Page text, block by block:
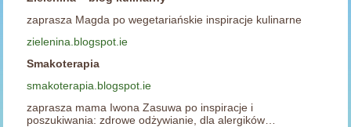
zaprasza Magda po wegetariańskie inspiracje kulinarne
zielenina.blogspot.ie
Smakoterapia
smakoterapia.blogspot.ie
zaprasza mama Iwona Zasuwa po inspiracje i
poszukiwania: zdrowe odżywianie, dla alergików…